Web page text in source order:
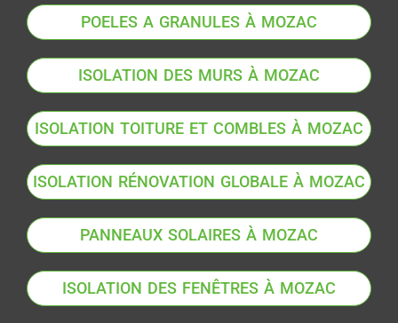
POELES A GRANULES À MOZAC
ISOLATION DES MURS À MOZAC
ISOLATION TOITURE ET COMBLES À MOZAC
ISOLATION RÉNOVATION GLOBALE À MOZAC
PANNEAUX SOLAIRES À MOZAC
ISOLATION DES FENÊTRES À MOZAC